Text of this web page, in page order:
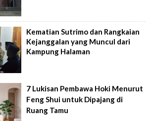
Kematian Sutrimo dan Rangkaian
Kejanggalan yang Muncul dari
Kampung Halaman
7 Lukisan Pembawa Hoki Menurut
Feng Shui untuk Dipajang di
Ruang Tamu